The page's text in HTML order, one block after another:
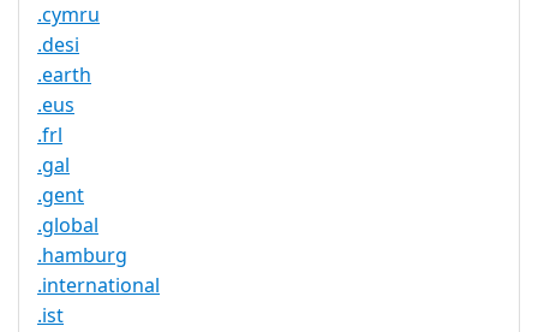
.cymru
.desi
.earth
.eus
.frl
.gal
.gent
.global
.hamburg
.international
.ist